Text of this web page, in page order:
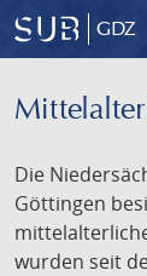
GDZ
Die
Göttingen
wurden seit